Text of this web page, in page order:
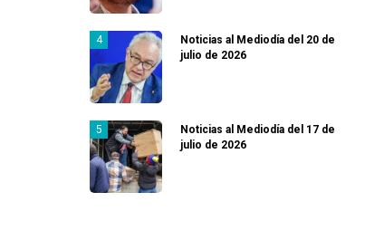
Noticias al Mediodía del 20 de
julio de 2026
Noticias al Mediodía del 17 de
julio de 2026